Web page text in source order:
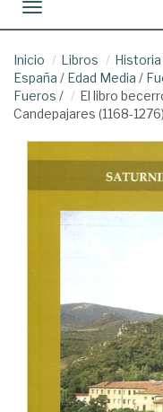
Toggle navigation
Inicio Libros Historia
España / Edad Media /
Fueros /
El libro
Candepajares (1168-1276)